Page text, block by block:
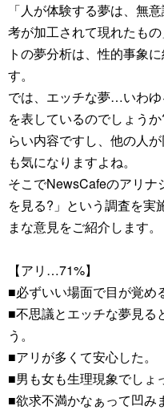
「人が体験する夢は、無
考が加工されて現れたも
トの夢分析は、性的事象
す。
では、エッチな夢…いわ
を表しているのでしょう
らい内容ですし、他の人
も気になりますよね。
そこでNewsCafeのアリ
を見る?」という調査を実
まな意見をご紹介します。
【アリ…71%】
■必ずいい場面で目が覚め
■不思議とエッチな夢見る
う。
■アリが多くて安心した。
■男も女も生理現象でしょ
■欲求不満かなぁって凹み